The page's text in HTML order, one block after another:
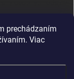
prechádzaním
Viac